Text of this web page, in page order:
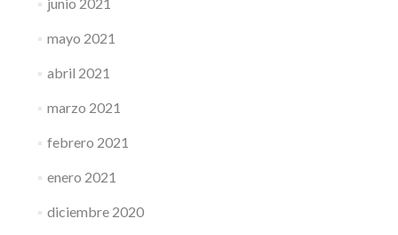
mayo 2021
abril 2021
marzo 2021
febrero 2021
enero 2021
diciembre 2020